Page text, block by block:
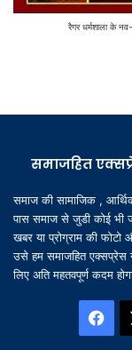
रैगर धर्मशाला के
समाजहित
समाज की सामाजिक ,
पास समाज से जुडी कोई भी
खबर या प्रोग्राम की फोटो
उसे हम समाजहित एक्सप्रेस
लिए अति महतवपूर्ण कदम